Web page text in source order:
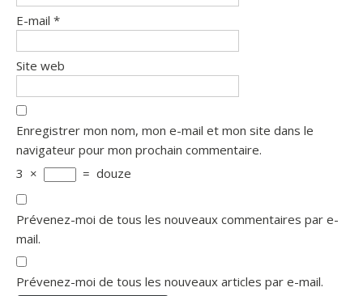
E-mail *
Site web
Enregistrer mon nom, mon e-mail et mon site dans le
navigateur pour mon prochain commentaire.
3 × = douze
Prévenez-moi de tous les nouveaux commentaires par e-
mail.
Prévenez-moi de tous les nouveaux articles par e-mail.